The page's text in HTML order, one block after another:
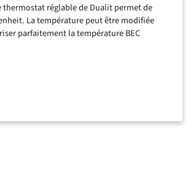
thermostat réglable de Dualit permet de
La température peut être modifiée
parfaitement la température BEC
thé. Ainsi, la saveur et l'arôme sont
anti-goutte d'une grande précision
ou sur la table pour un service sans
vous pouvez préparer votre café du matin